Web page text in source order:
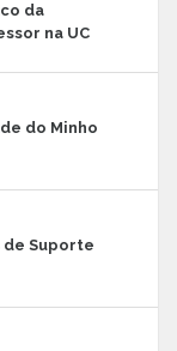
da
na UC
do Minho
Suporte